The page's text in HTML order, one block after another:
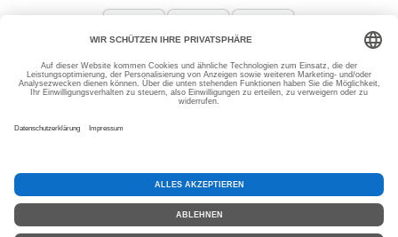
© 2012-2026 SLANTASTOFFE.DE